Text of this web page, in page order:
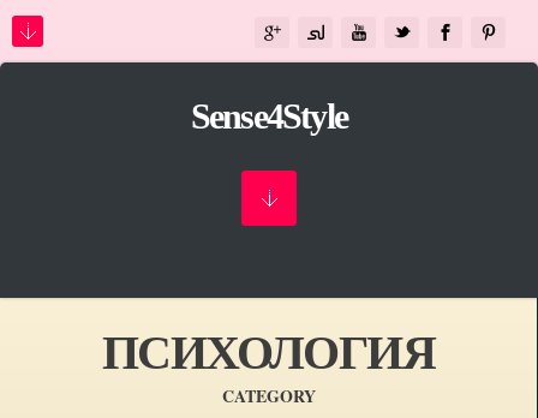
Sense4Style
ПСИХОЛОГИЯ
CATEGORY